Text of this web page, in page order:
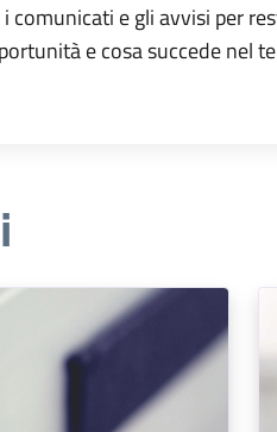
comunicati e gli avvisi per
e cosa succede nel